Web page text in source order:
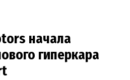
начала
гиперкара